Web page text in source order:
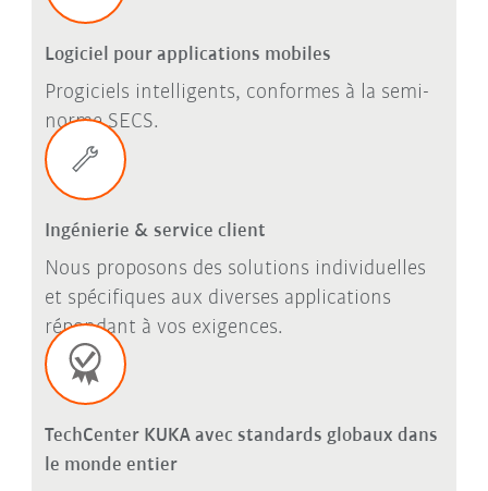
Logiciel pour applications mobiles
Progiciels intelligents, conformes à la semi-
norme SECS.
Ingénierie & service client
Nous proposons des solutions individuelles
et spécifiques aux diverses applications
répondant à vos exigences.
TechCenter KUKA avec standards globaux dans
le monde entier